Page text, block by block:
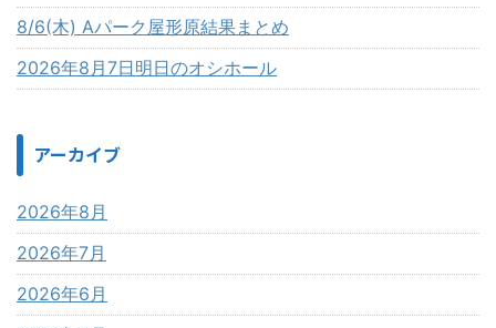
8/6(木) Aパーク屋形原結果まとめ
2026年8月7日明日のオシホール
アーカイブ
2026年8月
2026年7月
2026年6月